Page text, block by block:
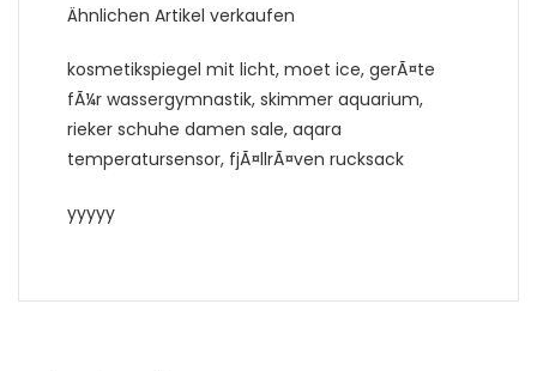
Ähnlichen Artikel verkaufen
kosmetikspiegel mit licht, moet ice, gerÃ¤te
fÃ¼r wassergymnastik, skimmer aquarium,
rieker schuhe damen sale, aqara
temperatursensor, fjÃ¤llrÃ¤ven rucksack
yyyyy